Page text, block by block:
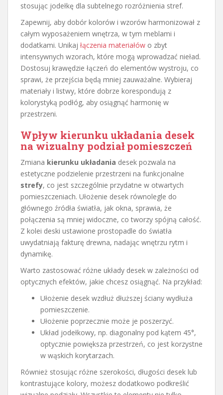
stosując jodełkę dla subtelnego rozróżnienia stref.
Zapewnij, aby dobór kolorów i wzorów harmonizował z
całym wyposażeniem wnętrza, w tym meblami i
dodatkami. Unikaj łączenia materiałów o zbyt
intensywnych wzorach, które mogą wprowadzać nieład.
Dostosuj krawędzie łączeń do elementów wystroju, co
sprawi, że przejścia będą mniej zauważalne. Wybieraj
materiały i listwy, które dobrze korespondują z
kolorystyką podłóg, aby osiągnąć harmonię w
przestrzeni.
Wpływ kierunku układania desek
na wizualny podział pomieszczeń
Zmiana kierunku układania desek pozwala na
estetyczne podzielenie przestrzeni na funkcjonalne
strefy, co jest szczególnie przydatne w otwartych
pomieszczeniach. Ułożenie desek równolegle do
głównego źródła światła, jak okna, sprawia, że
połączenia są mniej widoczne, co tworzy spójną całość.
Z kolei deski ustawione prostopadle do światła
uwydatniają fakturę drewna, nadając wnętrzu rytm i
dynamikę.
Warto zastosować różne układy desek w zależności od
optycznych efektów, jakie chcesz osiągnąć. Na przykład:
Ułożenie desek wzdłuż dłuższej ściany wydłuża
pomieszczenie.
Ułożenie poprzecznie może je poszerzyć.
Układ jodełkowy, np. diagonalny pod kątem 45°,
optycznie powiększa przestrzeń, co jest korzystne
w wąskich korytarzach.
Również stosując różne szerokości, długości desek lub
kontrastujące kolory, możesz dodatkowo podkreślić